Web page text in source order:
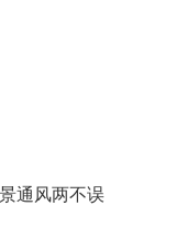
通风两不误